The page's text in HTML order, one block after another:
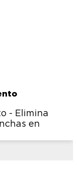
- Elimina
en